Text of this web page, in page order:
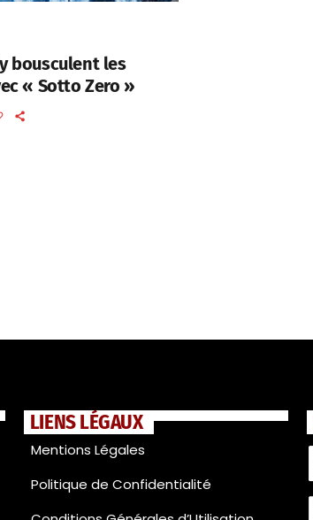
bousculent les
« Sotto Zero »
LIENS LÉGAUX
Mentions Légales
Politique de Confidentialité